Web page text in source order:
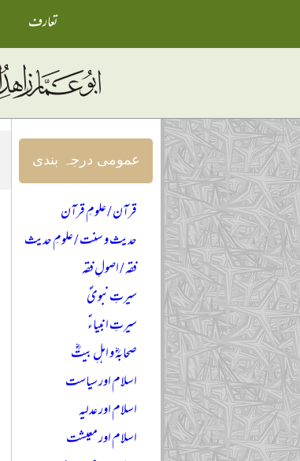
تعارف
عمومی درجہ بندی
قرآن / علومِ قرآن
حدیث و سنت / علومِ حدیث
فقہ / اصولِ فقہ
سیرتِ نبویؐ
سیرتِ انبیاءؑ
صحابہؓ و اہلِ بیتؓ
اسلام اور سیاست
اسلام اور عدلیہ
اسلام اور معیشت